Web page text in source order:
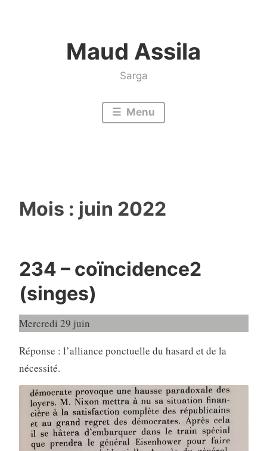
Maud Assila
Sarga
Menu
Mois : juin 2022
234 – coïncidence2
(singes)
Mercredi 29 juin
Réponse : l’alliance ponctuelle du hasard et de la
nécessité.